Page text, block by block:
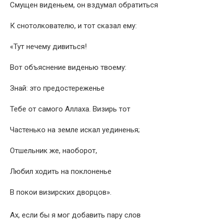
Смущен виденьем, он вздумал обратиться
К снотолкователю, и тот сказал ему:
«Тут нечему дивиться!
Вот объяснение виденью твоему:
Знай: это предостереженье
Тебе от самого Аллаха. Визирь тот
Частенько на земле искал уединенья;
Отшельник же, наоборот,
Любил ходить на поклоненье
В покои визирских дворцов».
Ах, если бы я мог добавить пару слов